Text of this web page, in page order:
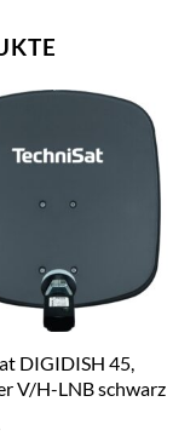
DIGIDISH 45,
V/H-LNB schwarz